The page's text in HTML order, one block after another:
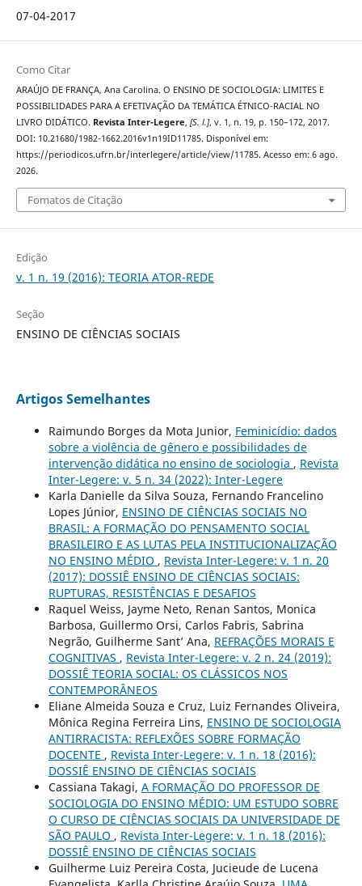
07-04-2017
Como Citar
ARAÚJO DE FRANÇA, Ana Carolina. O ENSINO DE SOCIOLOGIA: LIMITES E
POSSIBILIDADES PARA A EFETIVAÇÃO DA TEMÁTICA ÉTNICO-RACIAL NO
LIVRO DIDÁTICO. Revista Inter-Legere, [S. l.], v. 1, n. 19, p. 150–172, 2017.
DOI: 10.21680/1982-1662.2016v1n19ID11785. Disponível em:
https://periodicos.ufrn.br/interlegere/article/view/11785. Acesso em: 6 ago.
2026.
Fomatos de Citação
Edição
v. 1 n. 19 (2016): TEORIA ATOR-REDE
Seção
ENSINO DE CIÊNCIAS SOCIAIS
Artigos Semelhantes
Raimundo Borges da Mota Junior, Feminicídio: dados
sobre a violência de gênero e possibilidades de
intervenção didática no ensino de sociologia , Revista
Inter-Legere: v. 5 n. 34 (2022): Inter-Legere
Karla Danielle da Silva Souza, Fernando Francelino
Lopes Júnior, ENSINO DE CIÊNCIAS SOCIAIS NO
BRASIL: A FORMAÇÃO DO PENSAMENTO SOCIAL
BRASILEIRO E AS LUTAS PELA INSTITUCIONALIZAÇÃO
NO ENSINO MÉDIO , Revista Inter-Legere: v. 1 n. 20
(2017): DOSSIÊ ENSINO DE CIÊNCIAS SOCIAIS:
RUPTURAS, RESISTÊNCIAS E DESAFIOS
Raquel Weiss, Jayme Neto, Renan Santos, Monica
Barbosa, Guillermo Orsi, Carlos Fabris, Sabrina
Negrão, Guilherme Sant’ Ana, REFRAÇÕES MORAIS E
COGNITIVAS , Revista Inter-Legere: v. 2 n. 24 (2019):
DOSSIÊ TEORIA SOCIAL: OS CLÁSSICOS NOS
CONTEMPORÂNEOS
Eliane Almeida Souza e Cruz, Luiz Fernandes Oliveira,
Mônica Regina Ferreira Lins, ENSINO DE SOCIOLOGIA
ANTIRRACISTA: REFLEXÕES SOBRE FORMAÇÃO
DOCENTE , Revista Inter-Legere: v. 1 n. 18 (2016):
DOSSIÊ ENSINO DE CIÊNCIAS SOCIAIS
Cassiana Takagi, A FORMAÇÃO DO PROFESSOR DE
SOCIOLOGIA DO ENSINO MÉDIO: UM ESTUDO SOBRE
O CURSO DE CIÊNCIAS SOCIAIS DA UNIVERSIDADE DE
SÃO PAULO , Revista Inter-Legere: v. 1 n. 18 (2016):
DOSSIÊ ENSINO DE CIÊNCIAS SOCIAIS
Guilherme Luiz Pereira Costa, Jucieude de Lucena